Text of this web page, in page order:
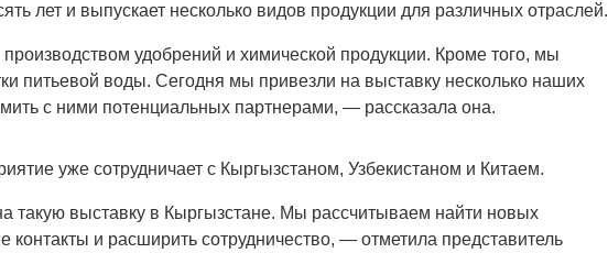
лет и выпускает несколько видов продукции для различных отраслей.
удобрений и химической продукции. Кроме того, мы
питьевой воды. Сегодня мы привезли на выставку несколько наших
с ними потенциальных партнерами, — рассказала она.
уже сотрудничает с Кыргызстаном, Узбекистаном и Китаем.
такую выставку в Кыргызстане. Мы рассчитываем найти новых
контакты и расширить сотрудничество, — отметила представитель